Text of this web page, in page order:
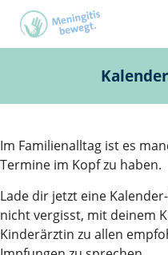
Im Familienalltag ist es
Termine im Kopf zu haben.
Lade dir jetzt eine
nicht vergisst, mit deinem
Kinderärztin zu allen